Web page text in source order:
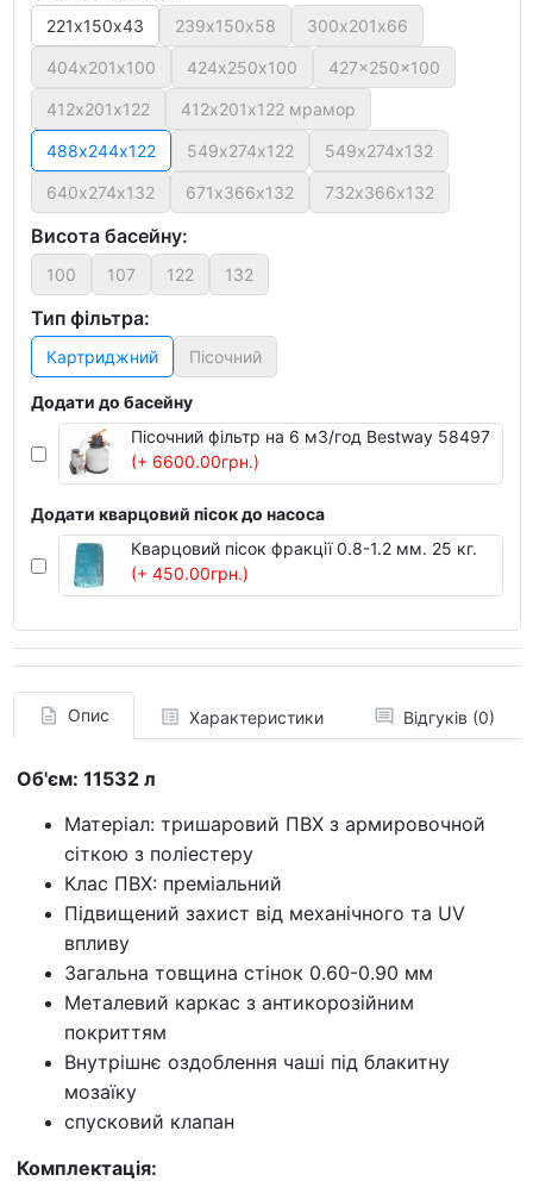
221х150х43 239х150х58 300х201х66
404х201х100 424х250х100 427x250x100
412х201х122 412х201х122 мрамор
488х244х122 549х274х122 549х274х132
640х274х132 671х366х132 732х366х132
Висота басейну:
100 107 122 132
Тип фільтра:
Картриджний Пісочний
Додати до басейну
Пісочний фільтр на 6 м3/год Bestway 58497
(+ 6600.00грн.)
Додати кварцовий пісок до насоса
Кварцовий пісок фракції 0.8-1.2 мм. 25 кг.
(+ 450.00грн.)
Опис Характеристики Відгуків (0)
Об'єм: 11532 л
Матеріал: тришаровий ПВХ з армировочной
сіткою з поліестеру
Клас ПВХ: преміальний
Підвищений захист від механічного та UV
впливу
Загальна товщина стінок 0.60-0.90 мм
Металевий каркас з антикорозійним
покриттям
Внутрішнє оздоблення чаші під блакитну
мозаїку
спусковий клапан
Комплектація: